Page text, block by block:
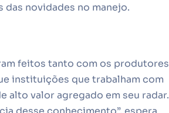
novidades no manejo.
feitos tanto com os produtores
instituições que trabalham com
alto valor agregado em seu radar.